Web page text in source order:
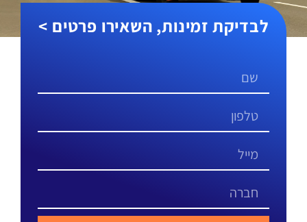
לבדיקת זמינות, השאירו פרטים >